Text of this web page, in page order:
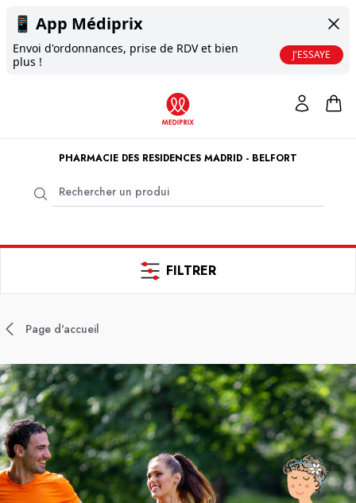
📱 App Médiprix
Envoi d'ordonnances, prise de RDV et bien
plus !
J'ESSAYE
PHARMACIE DES RESIDENCES MADRID - BELFORT
FILTRER
Page d'accueil